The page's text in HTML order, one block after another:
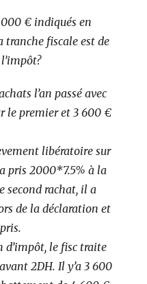
€ indiqués en
tranche fiscale est de
l’an passé avec
le premier et 3 600 €
libératoire sur
pris 2000*7.5% à la
second rachat, il a
de la déclaration et
d’impôt, le fisc traite
2DH. Il y’a 3 600